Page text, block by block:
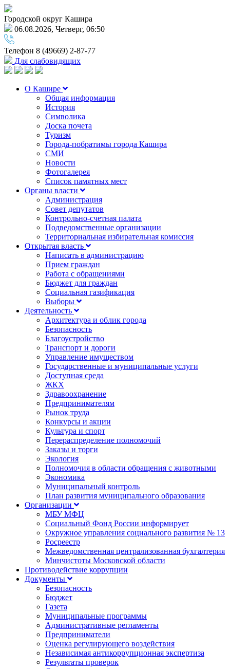
Городской округ Кашира
06.08.2026, Четверг, 06:50
Телефон 8 (49669) 2-87-77
Для слабовидящих
О Кашире
Общая информация
История
Символика
Доска почета
Туризм
Города-побратимы города Кашира
СМИ
Новости
Фотогалерея
Список памятных мест
Органы власти
Администрация
Совет депутатов
Контрольно-счетная палата
Подведомственные организации
Территориальная избирательная комиссия
Открытая власть
Написать в администрацию
Прием граждан
Работа с обращениями
Бюджет для граждан
Социальная газификация
Выборы
Деятельность
Архитектура и облик города
Безопасность
Благоустройство
Транспорт и дороги
Управление имуществом
Государственные и муниципальные услуги
Доступная среда
ЖКХ
Здравоохранение
Предпринимателям
Рынок труда
Конкурсы и акции
Культура и спорт
Перераспределение полномочий
Заказы и торги
Экология
Полномочия в области обращения с животными
Экономика
Муниципальный контроль
План развития муниципального образования
Организации
МБУ МФЦ
Социальный Фонд России информирует
Окружное управления социального развития № 13
Росреестр
Межведомственная централизованная бухгалтерия
Минчистоты Московской области
Противодействие коррупции
Документы
Безопасность
Бюджет
Газета
Муниципальные программы
Административные регламенты
Предприниматели
Оценка регулирующего воздействия
Независимая антикоррупционная экспертиза
Результаты проверок